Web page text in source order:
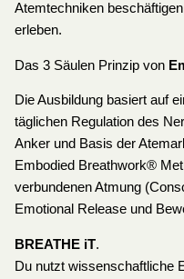
Atemtechniken
erleben.
Das 3 Säulen Prinzip von
Die Ausbildung basiert auf
täglichen Regulation des
Anker und Basis der
Embodied Breathwork®
verbundenen Atmung
Emotional Release und
BREATHE iT.
Du nutzt wissenschaftliche